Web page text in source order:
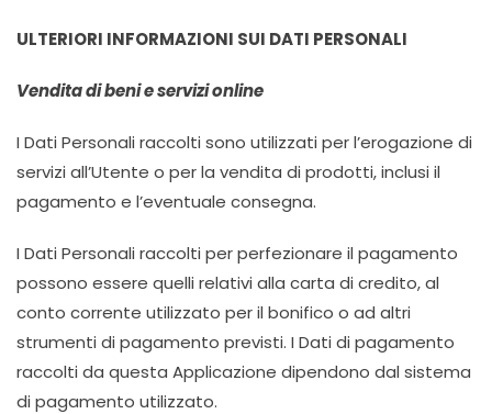
ULTERIORI INFORMAZIONI SUI DATI PERSONALI
Vendita di beni e servizi online
I Dati Personali raccolti sono utilizzati per l’erogazione di
servizi all’Utente o per la vendita di prodotti, inclusi il
pagamento e l’eventuale consegna.
I Dati Personali raccolti per perfezionare il pagamento
possono essere quelli relativi alla carta di credito, al
conto corrente utilizzato per il bonifico o ad altri
strumenti di pagamento previsti. I Dati di pagamento
raccolti da questa Applicazione dipendono dal sistema
di pagamento utilizzato.